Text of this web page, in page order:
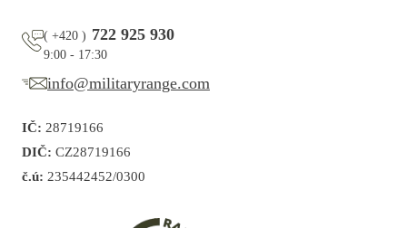
( +420 ) 722 925 930
9:00 - 17:30
info@militaryrange.com
IČ: 28719166
DIČ: CZ28719166
č.ú: 235442452/0300